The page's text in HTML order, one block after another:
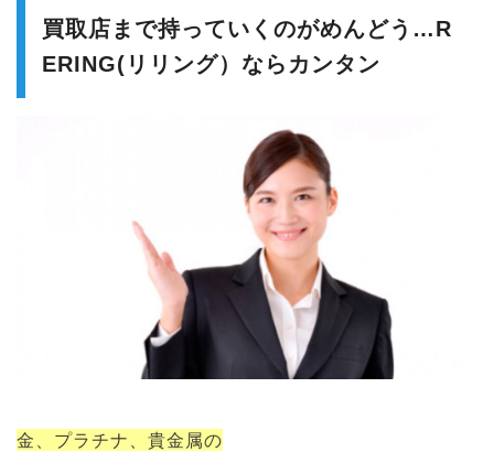
買取店まで持っていくのがめんどう…R
ERING(リリング）ならカンタン
金、プラチナ、貴金属の